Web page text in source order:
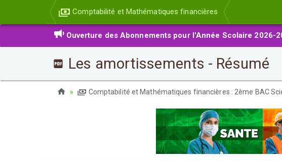
Comptabilité et Mathématiques financières
Ouverture des Abonnements pour l'Année Scolaire 2026-
Les amortissements - Résumé
Comptabilité et Mathématiques financières : 2ème BAC